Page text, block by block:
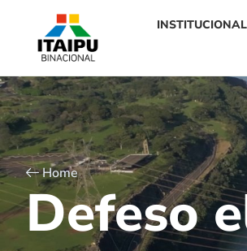
INSTITUCIONAL
Home
Defeso e